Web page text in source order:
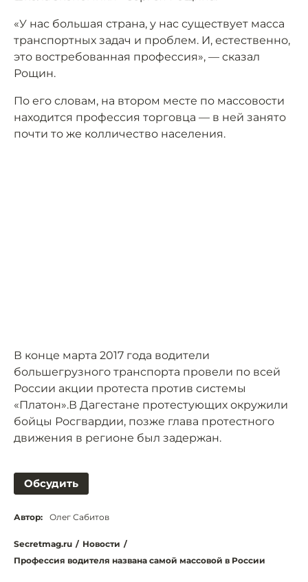
«У нас большая страна, у нас существует масса
транспортных задач и проблем. И, естественно,
это востребованная профессия», — сказал
Рощин.
По его словам, на втором месте по массовости
находится профессия торговца — в ней занято
почти то же колличество населения.
В конце марта 2017 года водители
большегрузного транспорта провели по всей
России акции протеста против системы
«Платон».В Дагестане протестующих окружили
бойцы Росгвардии, позже глава протестного
движения в регионе был задержан.
Обсудить
Автор: Олег Сабитов
Secretmag.ru / Новости /
Профессия водителя названа самой массовой в России